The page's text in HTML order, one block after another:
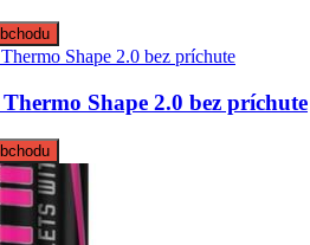
Shape 2.0 bez príchute